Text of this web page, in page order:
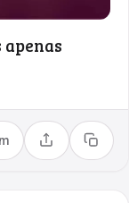
apenas
Compartilhar
Copiar